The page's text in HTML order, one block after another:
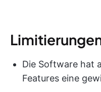
Die Software hat
Features eine